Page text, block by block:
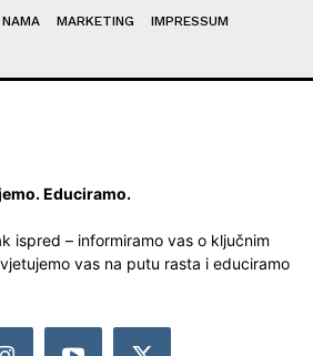
MARKETING
IMPRESSUM
Educiramo.
ispred – informiramo vas o ključnim
vas na putu rasta i educiramo